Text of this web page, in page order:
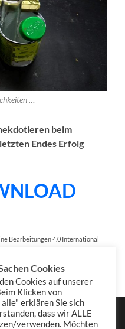
…
beim
Endes Erfolg
Bearbeitungen 4.0 International
4.0 International
Cookies
Cookies auf unserer
Klicken von
erklären Sie sich
dass wir ALLE
verwenden. Möchten